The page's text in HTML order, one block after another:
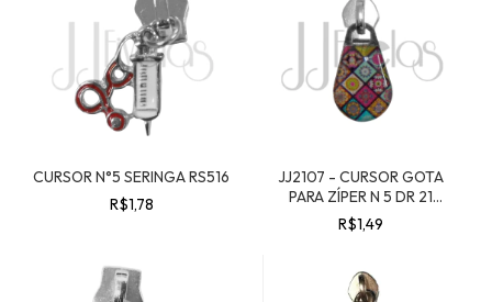
CURSOR N°5 SERINGA RS516
R$1,78
JJ2107 - CURSOR GOTA
PARA ZÍPER N 5 DR 21
MANDALAS 31
R$1,49